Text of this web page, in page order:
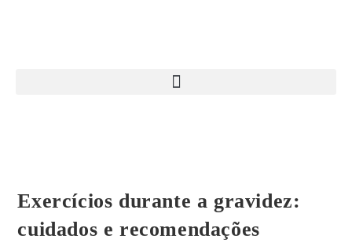
Exercícios durante a gravidez:
cuidados e recomendações